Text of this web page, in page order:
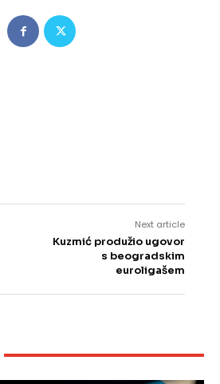
Next article
Kuzmić produžio ugovor
s beogradskim
euroligašem